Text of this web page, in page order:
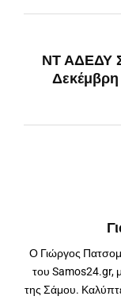
ΝΤ ΑΔΕΔΥ
Δεκέμβρη
Ο Γιώργος
του Samos24.gr,
της Σάμου.